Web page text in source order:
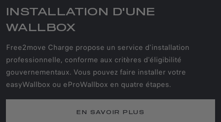
INSTALLATION D'UNE
WALLBOX
Free2move Charge propose un service d'installation
professionnelle, conforme aux critères d'éligibilité
gouvernementaux. Vous pouvez faire installer votre
easyWallbox ou eProWallbox en quatre étapes.
EN SAVOIR PLUS